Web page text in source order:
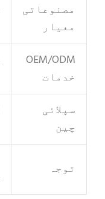
مصنوعاتی
معیار
OEM/ODM
خدمات
سپلائی
چین
توجہ